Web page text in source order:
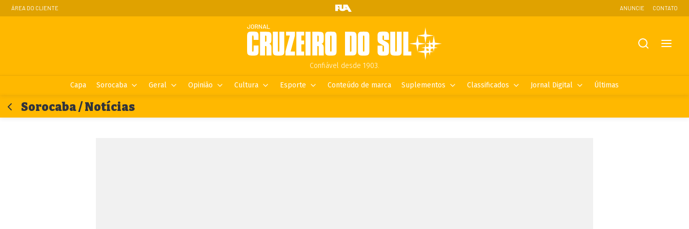
ÁREA DO CLIENTE ANUNCIE CONTATO
Confiável desde 1903.
Capa Sorocaba Geral Opinião Cultura Esporte Conteúdo de marca Suplementos Classificados Jornal Digital Últimas
Sorocaba / Notícias